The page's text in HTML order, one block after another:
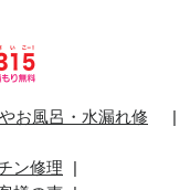
お風呂・水漏れ修
ン修理